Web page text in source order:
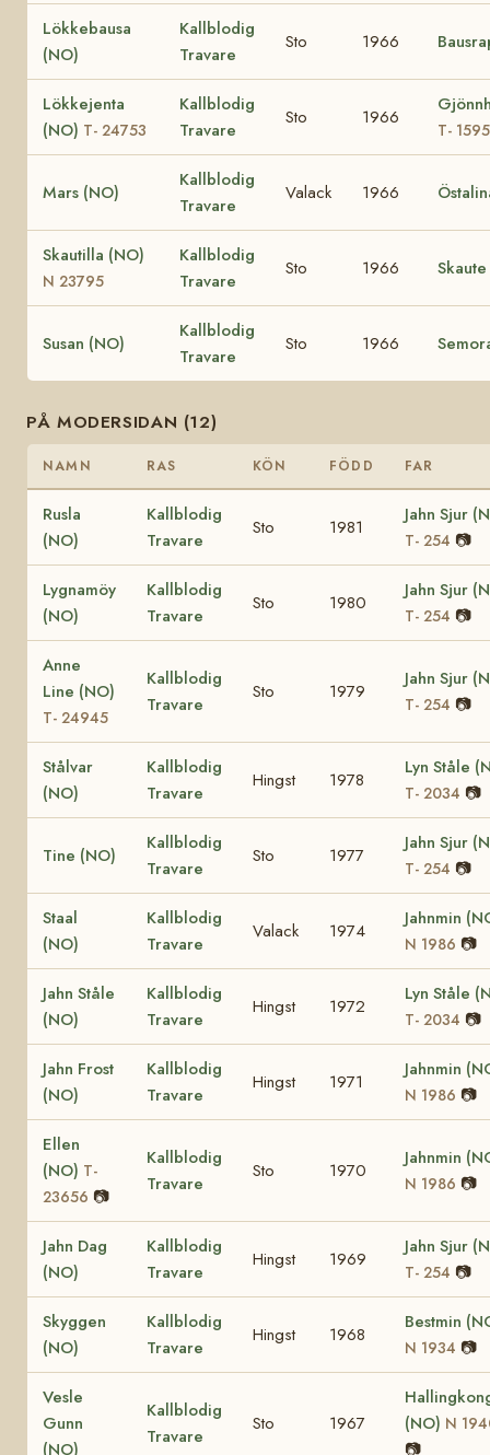
Lökkebausa
(NO)
Kallblodig
Travare
Sto 1966
Lökkejenta
(NO) T- 24753
Kallblodig
Travare
Sto 1966
T- 1595
Mars (NO)
Kallblodig
Travare
Valack 1966
Skautilla (NO)
N 23795
Kallblodig
Travare
Sto 1966
Susan (NO)
Kallblodig
Travare
Sto 1966
PÅ MODERSIDAN (12)
NAMN RAS KÖN FÖDD FAR
Rusla
(NO)
Kallblodig
Travare
Sto 1981
Jahn Sjur
T- 254 📷
Lygnamöy
(NO)
Kallblodig
Travare
Sto 1980
Jahn Sjur
T- 254 📷
Anne
Line (NO)
T- 24945
Kallblodig
Travare
Sto 1979
Jahn Sjur
T- 254 📷
Stålvar
(NO)
Kallblodig
Travare
Hingst 1978
Lyn Ståle
T- 2034 📷
Tine (NO)
Kallblodig
Travare
Sto 1977
Jahn Sjur
T- 254 📷
Staal
(NO)
Kallblodig
Travare
Valack 1974
Jahnmin
N 1986 📷
Jahn Ståle
(NO)
Kallblodig
Travare
Hingst 1972
Lyn Ståle
T- 2034 📷
Jahn Frost
(NO)
Kallblodig
Travare
Hingst 1971
Jahnmin
N 1986 📷
Ellen
(NO) T-
23656 📷
Kallblodig
Travare
Sto 1970
Jahnmin
N 1986 📷
Jahn Dag
(NO)
Kallblodig
Travare
Hingst 1969
Jahn Sjur
T- 254 📷
Skyggen
(NO)
Kallblodig
Travare
Hingst 1968
Bestmin
N 1934 📷
Vesle
Gunn
(NO)
Kallblodig
Travare
Sto 1967
(NO) N
📷